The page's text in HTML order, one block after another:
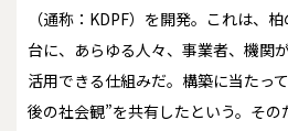
（通称：KDPF）を開発。これは、
台に、あらゆる人々、事業者、機関
活用できる仕組みだ。構築に当たっ
後の社会観”を共有したという。そ